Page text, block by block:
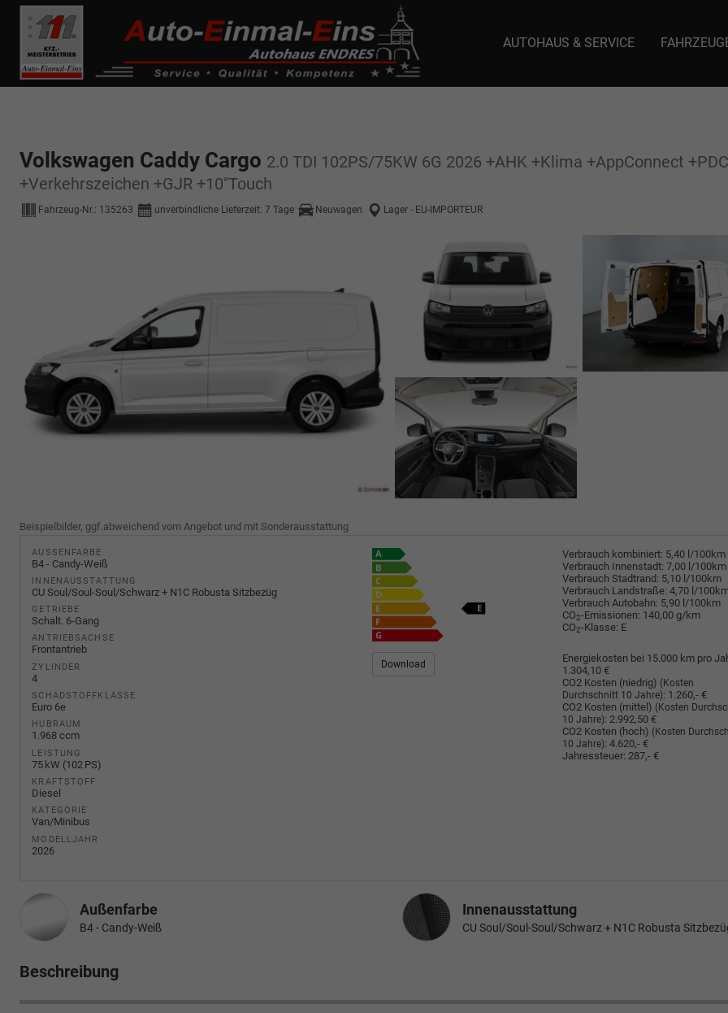
------------ Host Name : selector1._domainkey Points to address or value: selector1-aee-de0k._domainkey.autoeinmaleins.onmicrosoft.com Host
de0k._domainkey.autoeinmaleins.onmicrosoft.com
AUTOHAUS & SERVICE
Volkswagen Caddy Cargo 2.0 TDI 102PS/75KW 6G 2026 +AHK +Klima +AppConnect
+Verkehrszeichen +GJR +10"Touch
Fahrzeug-Nr.: 135263 unverbindliche Lieferzeit: 7 Tage Neuwagen Lager - EU-IMPORTEUR
Beispielbilder, ggf.abweichend vom Angebot und mit Sonderausstattung
AUSSENFARBE
B4 - Candy-Weiß
INNENAUSSTATTUNG
CU Soul/Soul-Soul/Schwarz + N1C Robusta Sitzbezüg
GETRIEBE
Schalt. 6-Gang
ANTRIEBSACHSE
Frontantrieb
ZYLINDER
4
SCHADSTOFFKLASSE
Euro 6e
HUBRAUM
1.968 ccm
LEISTUNG
75 kW (102 PS)
KRAFTSTOFF
Diesel
KATEGORIE
Van/Minibus
MODELLJAHR
2026
Verbrauch kombiniert: 5,40 l/100km
Verbrauch Innenstadt: 7,00 l/100km
Verbrauch Stadtrand: 5,10 l/100km
Verbrauch Landstraße: 4,70 l/
Verbrauch Autobahn: 5,90 l/100km
CO2-Emissionen: 140,00 g/km
CO2-Klasse: E
Download
Energiekosten bei 15.000 km pro
1.304,10 €
CO2 Kosten (niedrig) (Kosten
Durchschnitt 10 Jahre): 1.260,- €
CO2 Kosten (mittel) (Kosten
10 Jahre): 2.992,50 €
CO2 Kosten (hoch) (Kosten
10 Jahre): 4.620,- €
Jahressteuer: 287,- €
Außenfarbe
B4 - Candy-Weiß
InnenausstattungInnenausstattung
CU Soul/Soul-Soul/Schwarz + N1C Robusta
Beschreibung